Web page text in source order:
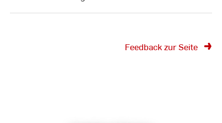
Feedback zur Seite